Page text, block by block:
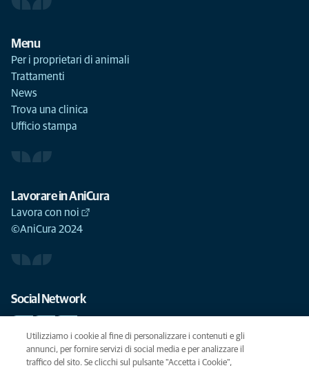
Menu
Per i proprietari di animali
Trattamenti
News
Trova una clinica
Ufficio stampa
Lavorare in AniCura
Lavora con noi
©AniCura 2024
Social Network
Utilizziamo i cookie al fine di personalizzare i contenuti e gli
annunci, per fornire servizi di social media e per analizzare il
traffico del sito. Se clicchi sul pulsante "Accetta i Cookie",